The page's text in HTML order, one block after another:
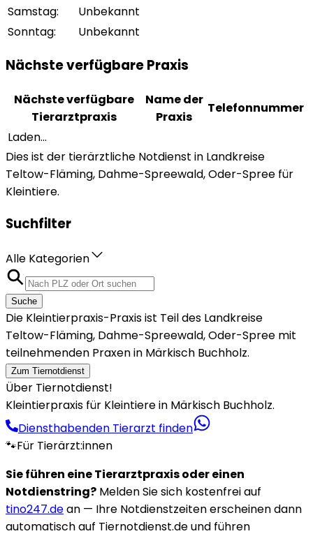
Samstag:
Unbekannt
Sonntag: Unbekannt
Nächste verfügbare Praxis
Nächste verfügbare
Tierarztpraxis
Name der
Praxis
Telefonnummer
Laden...
Dies ist der tierärztliche Notdienst in Landkreise
Teltow-Fläming, Dahme-Spreewald, Oder-Spree für
Kleintiere.
Suchfilter
Alle Kategorien
Suche
Die Kleintierpraxis-Praxis ist Teil des Landkreise
Teltow-Fläming, Dahme-Spreewald, Oder-Spree mit
teilnehmenden Praxen in Märkisch Buchholz.
Zum Tiernotdienst
Über Tiernotdienst!
Kleintierpraxis für Kleintiere in Märkisch Buchholz.
Diensthabenden Tierarzt finden
🐾Für Tierärzt:innen
Sie führen eine Tierarztpraxis oder einen
Notdienstring? Melden Sie sich kostenfrei auf
tino247.dean — Ihre Notdienstzeiten erscheinen dann
automatisch auf Tiernotdienst.de und führen